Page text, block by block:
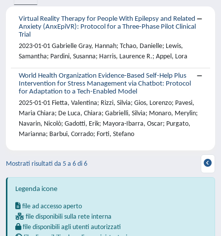
Virtual Reality Therapy for People With Epilepsy and Related
Anxiety (AnxEpiVR): Protocol for a Three-Phase Pilot Clinical
Trial
2023-01-01 Gabrielle Gray, Hannah; Tchao, Danielle; Lewis,
Samantha; Pardini, Susanna; Harris, Laurence R.; Appel, Lora
World Health Organization Evidence-Based Self-Help Plus
Intervention for Stress Management via Chatbot: Protocol
for Adaptation to a Tech-Enabled Model
2025-01-01 Fietta, Valentina; Rizzi, Silvia; Gios, Lorenzo; Pavesi,
Maria Chiara; De Luca, Chiara; Gabrielli, Silvia; Monaro, Merylin;
Navarin, Nicolò; Gadotti, Erik; Mayora-Ibarra, Oscar; Purgato,
Marianna; Barbui, Corrado; Forti, Stefano
Mostrati risultati da 5 a 6 di 6
Legenda icone
file ad accesso aperto
file disponibili sulla rete interna
file disponibili agli utenti autorizzati